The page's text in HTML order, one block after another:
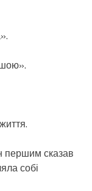
першим сказав
собі